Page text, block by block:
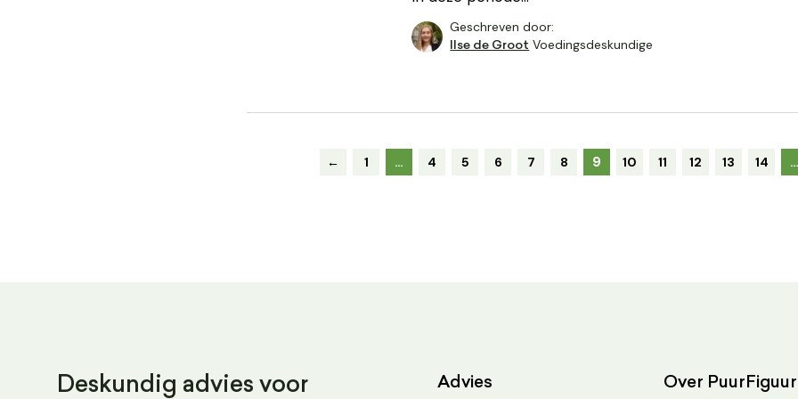
Geschreven door:
Ilse de Groot Voedingsdeskundige
← 1 … 4 5 6 7 8 9 10 11 12 13 14 …
Deskundig advies voor Advies Over PuurFiguur